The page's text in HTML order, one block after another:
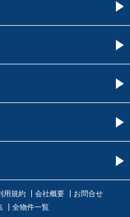
用規約 会社概要
お問合せ
全物件一覧